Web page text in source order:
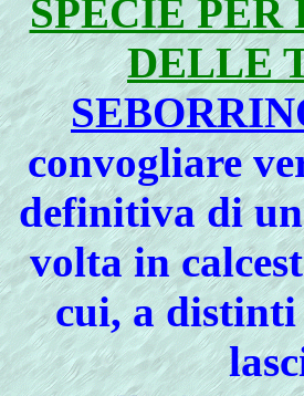
SPECIE PER
DELLE
convogliare
definitiva di
volta in
cui, a